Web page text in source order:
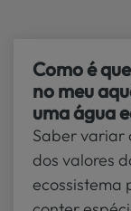
Como é que posso baixar o valor do pH
no meu
uma água
Saber variar
dos valores
ecossistema